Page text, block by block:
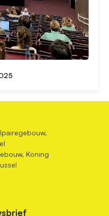
Koning